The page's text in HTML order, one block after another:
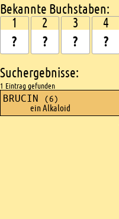
Bekannte Buchstaben:
1 2 3 4
Suchergebnisse:
1 Eintrag gefunden
BRUCIN (6)
ein Alkaloid